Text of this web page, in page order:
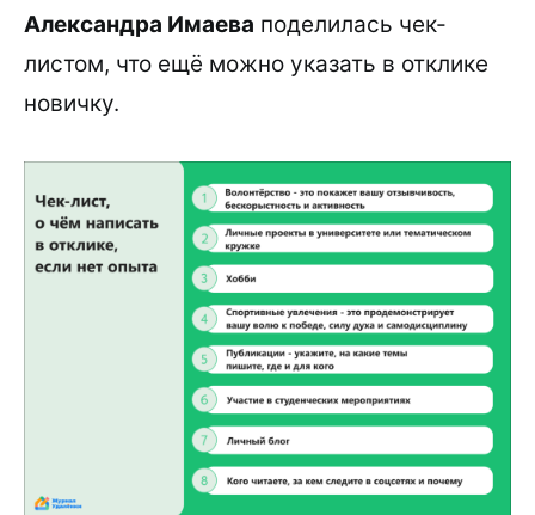
Александра Имаева поделилась чек-
листом, что ещё можно указать в отклике
новичку.